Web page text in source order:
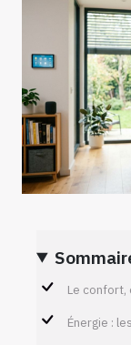
Le confort,
Énergie :